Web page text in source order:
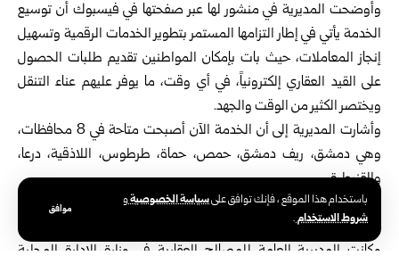
باستخدام هذا الموقع ، فإنك توافق علىسياسة الخصوصيةو
شروط الاستخدام.
موافق
وأوضحت المديرية في منشور لها عبر صفحتها في فيسبوك أن توسيع
‏الخدمة يأتي في إطار التزامها المستمر بتطوير الخدمات الرقمية وتسهيل
‏إنجاز المعاملات، حيث بات بإمكان المواطنين تقديم طلبات الحصول
على ‏القيد العقاري إلكترونياً، في أي وقت، ما يوفر عليهم عناء التنقل
ويختصر ‏الكثير من الوقت والجهد.‏
وأشارت المديرية إلى أن الخدمة الآن أصبحت متاحة في 8 محافظات،
‏وهي دمشق، ريف دمشق، حمص، حماة، طرطوس، اللاذقية، درعا،
‏والقنيطرة.‏
وأكدت المديرية استمرار العمل لتوسيع نطاق هذه الخدمة تباعاً، لتشمل
‏جميع المحافظات وفق خطة التحول الرقمي المعتمدة.‏
وكانت المديرية العامة للمصالح العقارية في وزارة الإدارة المحلية